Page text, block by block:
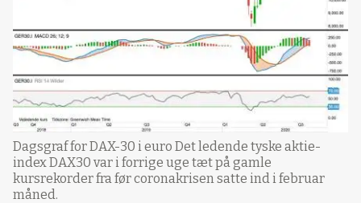
Dagsgraf for DAX-30 i euro Det ledende tyske aktie-
index DAX30 var i forrige uge tæt på gamle
kursrekorder fra før coronakrisen satte ind i februar
måned.